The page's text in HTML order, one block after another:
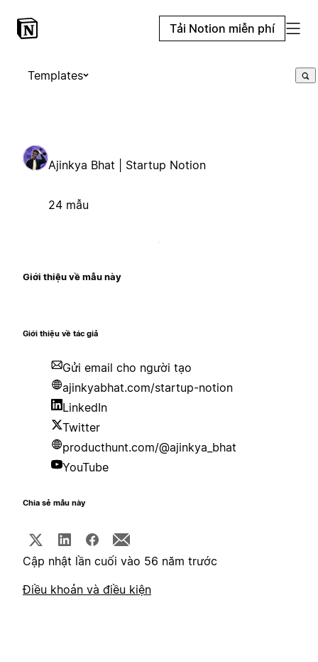
Tải Notion miễn phí
Templates
Ajinkya Bhat | Startup Notion
24 mẫu
Giới thiệu về mẫu này
Giới thiệu về tác giả
Gửi email cho người tạo
ajinkyabhat.com/startup-notion
LinkedIn
Twitter
producthunt.com/@ajinkya_bhat
YouTube
Chia sẻ mẫu này
Cập nhật lần cuối vào 56 năm trước
Điều khoản và điều kiện